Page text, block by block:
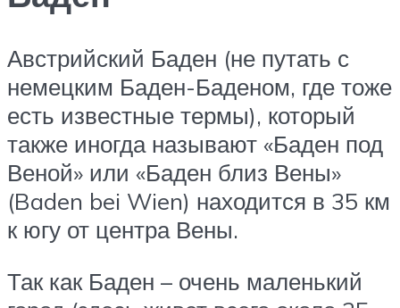
Австрийский Баден (не путать с
немецким Баден-Баденом, где тоже
есть известные термы), который
также иногда называют «Баден под
Веной» или «Баден близ Вены»
(Baden bei Wien) находится в 35 км
к югу от центра Вены.
Так как Баден – очень маленький